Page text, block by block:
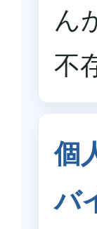
ん
不
個
バ